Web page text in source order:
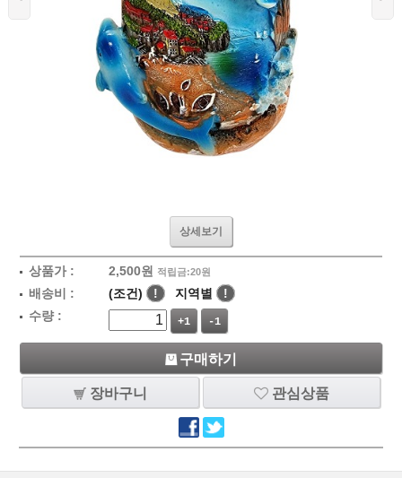
상세보기
상품가 : 2,500원 적립금:20원
배송비 : (조건) ! 지역별
!
수량 :
+1 -1
구매하기
장바구니 관심상품